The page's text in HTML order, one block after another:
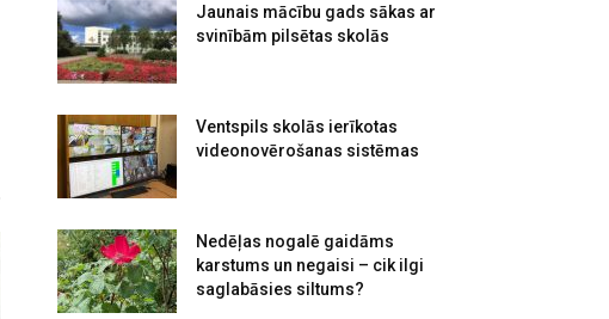
Jaunais mācību gads sākas ar
svinībām pilsētas skolās
Ventspils skolās ierīkotas
videonovērošanas sistēmas
Nedēļas nogalē gaidāms
karstums un negaisi – cik ilgi
saglabāsies siltums?